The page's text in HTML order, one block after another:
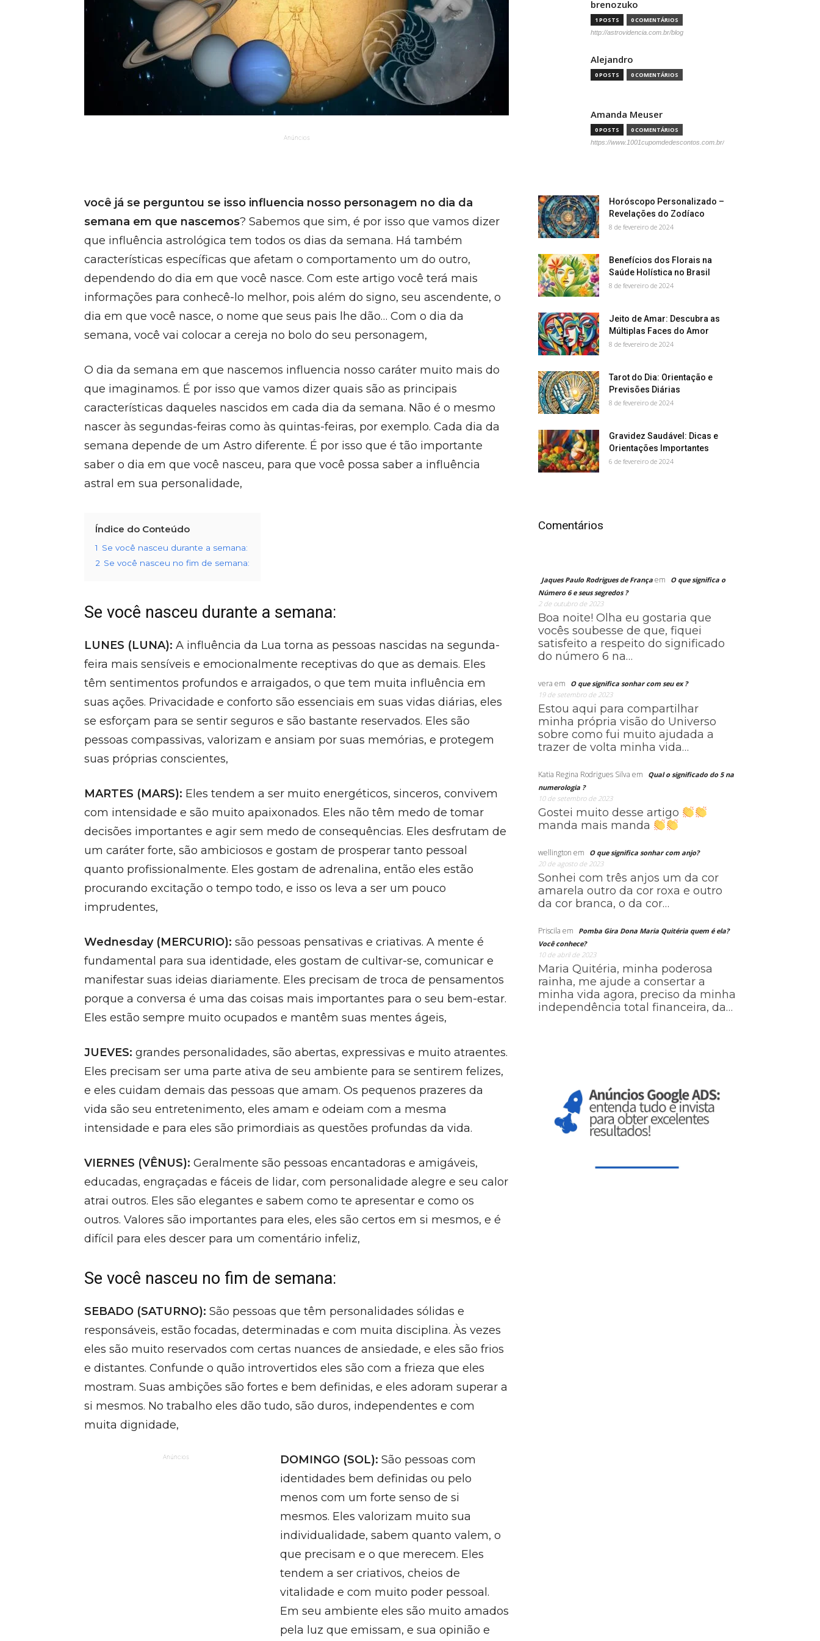
Anúncios
você já se perguntou se isso influencia nosso personagem no dia da
semana em que nascemos? Sabemos que sim, é por isso que vamos dizer
que influência astrológica tem todos os dias da semana. Há também
características específicas que afetam o comportamento um do outro,
dependendo do dia em que você nasce. Com este artigo você terá mais
informações para conhecê-lo melhor, pois além do signo, seu ascendente, o
dia em que você nasce, o nome que seus pais lhe dão… Com o dia da
semana, você vai colocar a cereja no bolo do seu personagem,
O dia da semana em que nascemos influencia nosso caráter muito mais do
que imaginamos. É por isso que vamos dizer quais são as principais
características daqueles nascidos em cada dia da semana. Não é o mesmo
nascer às segundas-feiras como às quintas-feiras, por exemplo. Cada dia da
semana depende de um Astro diferente. É por isso que é tão importante
saber o dia em que você nasceu, para que você possa saber a influência
astral em sua personalidade,
Índice do Conteúdo
1 Se você nasceu durante a semana:
2 Se você nasceu no fim de semana:
Se você nasceu durante a semana:
LUNES (LUNA): A influência da Lua torna as pessoas nascidas na segunda-
feira mais sensíveis e emocionalmente receptivas do que as demais. Eles
têm sentimentos profundos e arraigados, o que tem muita influência em
suas ações. Privacidade e conforto são essenciais em suas vidas diárias, eles
se esforçam para se sentir seguros e são bastante reservados. Eles são
pessoas compassivas, valorizam e ansiam por suas memórias, e protegem
suas próprias conscientes,
MARTES (MARS): Eles tendem a ser muito energéticos, sinceros, convivem
com intensidade e são muito apaixonados. Eles não têm medo de tomar
decisões importantes e agir sem medo de consequências. Eles desfrutam de
um caráter forte, são ambiciosos e gostam de prosperar tanto pessoal
quanto profissionalmente. Eles gostam de adrenalina, então eles estão
procurando excitação o tempo todo, e isso os leva a ser um pouco
imprudentes,
Wednesday (MERCURIO): são pessoas pensativas e criativas. A mente é
fundamental para sua identidade, eles gostam de cultivar-se, comunicar e
manifestar suas ideias diariamente. Eles precisam de troca de pensamentos
porque a conversa é uma das coisas mais importantes para o seu bem-estar.
Eles estão sempre muito ocupados e mantêm suas mentes ágeis,
JUEVES: grandes personalidades, são abertas, expressivas e muito atraentes.
Eles precisam ser uma parte ativa de seu ambiente para se sentirem felizes,
e eles cuidam demais das pessoas que amam. Os pequenos prazeres da
vida são seu entretenimento, eles amam e odeiam com a mesma
intensidade e para eles são primordiais as questões profundas da vida.
VIERNES (VÊNUS): Geralmente são pessoas encantadoras e amigáveis,
educadas, engraçadas e fáceis de lidar, com personalidade alegre e seu calor
atrai outros. Eles são elegantes e sabem como te apresentar e como os
outros. Valores são importantes para eles, eles são certos em si mesmos, e é
difícil para eles descer para um comentário infeliz,
Se você nasceu no fim de semana:
SEBADO (SATURNO): São pessoas que têm personalidades sólidas e
responsáveis, estão focadas, determinadas e com muita disciplina. Às vezes
eles são muito reservados com certas nuances de ansiedade, e eles são frios
e distantes. Confunde o quão introvertidos eles são com a frieza que eles
mostram. Suas ambições são fortes e bem definidas, e eles adoram superar a
si mesmos. No trabalho eles dão tudo, são duros, independentes e com
muita dignidade,
Anúncios DOMINGO (SOL): São pessoas com
identidades bem definidas ou pelo
menos com um forte senso de si
mesmos. Eles valorizam muito sua
individualidade, sabem quanto valem, o
que precisam e o que merecem. Eles
tendem a ser criativos, cheios de
vitalidade e com muito poder pessoal.
Em seu ambiente eles são muito amados
pela luz que emissam, e sua opinião e
brenozuko
1 POSTS 0 COMENTÁRIOS
http://astrovidencia.com.br/blog
Alejandro
0 POSTS 0 COMENTÁRIOS
Amanda Meuser
0 POSTS 0 COMENTÁRIOS
https://www.1001cupomdedescontos.com.br/
Horóscopo Personalizado –
Revelações do Zodíaco
8 de fevereiro de 2024
Benefícios dos Florais na
Saúde Holística no Brasil
8 de fevereiro de 2024
Jeito de Amar: Descubra as
Múltiplas Faces do Amor
8 de fevereiro de 2024
Tarot do Dia: Orientação e
Previsões Diárias
8 de fevereiro de 2024
Gravidez Saudável: Dicas e
Orientações Importantes
6 de fevereiro de 2024
Comentários
Jaques Paulo Rodrigues de França em
O que significa o
Número 6 e seus segredos ?
2 de outubro de 2023
Boa noite! Olha eu gostaria que
vocês soubesse de que, fiquei
satisfeito a respeito do significado
do número 6 na…
vera em
O que significa sonhar com seu ex ?
19 de setembro de 2023
Estou aqui para compartilhar
minha própria visão do Universo
sobre como fui muito ajudada a
trazer de volta minha vida…
Katia Regina Rodrigues Silva em
Qual o significado do 5 na
numerologia ?
10 de setembro de 2023
Gostei muito desse artigo
manda mais manda
wellington em
O que significa sonhar com anjo?
20 de agosto de 2023
Sonhei com três anjos um da cor
amarela outro da cor roxa e outro
da cor branca, o da cor…
Priscila em
Pomba Gira Dona Maria Quitéria quem é ela?
Você conhece?
10 de abril de 2023
Maria Quitéria, minha poderosa
rainha, me ajude a consertar a
minha vida agora, preciso da minha
independência total financeira, da…